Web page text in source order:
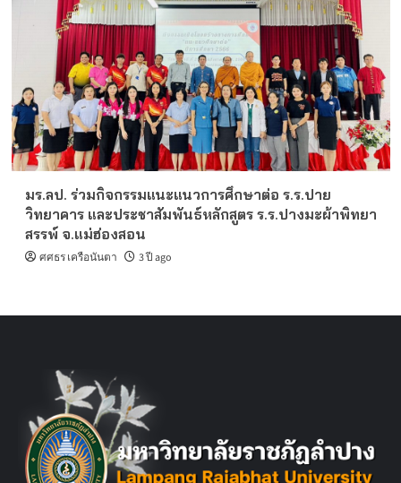
มร.ลป. ร่วมกิจกรรมแนะแนวการศึกษาต่อ ร.ร.ปาย
วิทยาคาร และประชาสัมพันธ์หลักสูตร ร.ร.ปางมะผ้าพิทยา
สรรพ์ จ.แม่ฮ่องสอน
ศศธร เครือนันตา 3 ปี ago